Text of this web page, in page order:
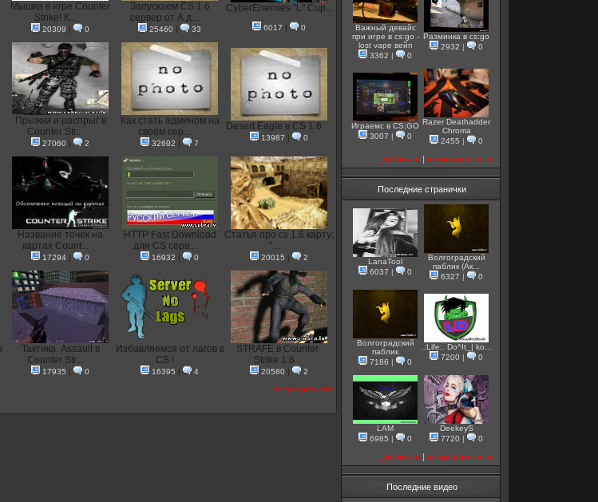
Мышка в игре Counter
Strike! К...
20309 | 0
Запускаем CS 1.6
сервер от А д...
25460 | 33
CyberEnemies "L" Cup...
6017 | 0
Прыжки и распрыг в
Counter Str...
27060 | 2
Как стать админом на
своём сер...
32692 | 7
Desert Eagle в CS 1.6
13987 | 0
Название точек на
картах Count...
17294 | 0
HTTP Fast Download
для CS серв...
16932 | 0
Статья про cs 1.6 карту:
"...
20015 | 2
Тактика. Assault в
Counter Str...
17935 | 0
Избавляемся от лагов в
CS !
16395 | 4
STRAFE в Counter-
Strike 1.6
20580 |
2
посмотреть все
Важный девайс
при игре в cs:go -
lost vape вейп
3362 | 0
Разминка в cs:go
2932 | 0
Играемс в CS:GO
3007 | 0
Razer Deathadder
Chroma
2455 | 0
добавить | посмотреть все
Последние странички
LanaTool
6037 | 0
Волгоградский
паблик (Ак...
6327 | 0
Волгоградский
паблик
7186 | 0
.:Life:. Do^It_| ko...
7200 | 0
LAM
6985 | 0
DeekeyS
7720 | 0
добавить | посмотреть все
Последние видео